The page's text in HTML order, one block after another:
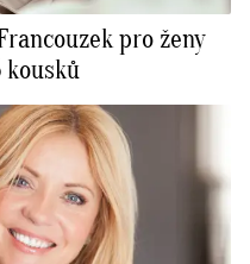
pro ženy
kousků